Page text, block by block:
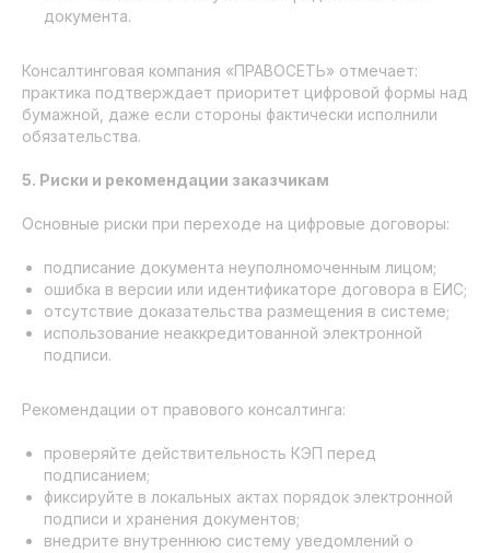
документа.
Консалтинговая компания «ПРАВОСЕТЬ» отмечает:
практика подтверждает приоритет цифровой формы над
бумажной, даже если стороны фактически исполнили
обязательства.
5. Риски и рекомендации заказчикам
Основные риски при переходе на цифровые договоры:
подписание документа неуполномоченным лицом;
ошибка в версии или идентификаторе договора в ЕИС;
отсутствие доказательства размещения в системе;
использование неаккредитованной электронной
подписи.
Рекомендации от правового консалтинга:
проверяйте действительность КЭП перед
подписанием;
фиксируйте в локальных актах порядок электронной
подписи и хранения документов;
внедрите внутреннюю систему уведомлений о